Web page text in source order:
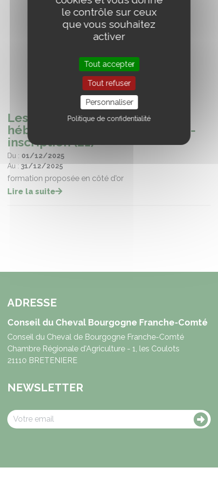
Les clés de la création d'un
hébergement touristique - pré-
inscription (21)
Du : 01/12/2025
Au : 31/12/2025
formation proposée en côté d'or
Lire la suite
ADRESSE
Conseil du Cheval Bourgogne Franche-Comté
Conseil du Cheval de Bourgogne Franche-Comté
Chambre Régionale d'Agriculture - 1, les Coulots
21110 BRETENIERE
NEWSLETTER
le contrôle sur ceux
que vous souhaitez
activer
Tout accepter
Tout refuser
Personnaliser
Politique de confidentialité